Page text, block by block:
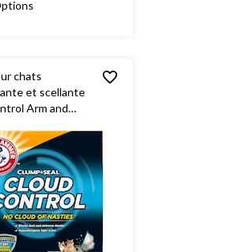
chats
et scellante
Arm and